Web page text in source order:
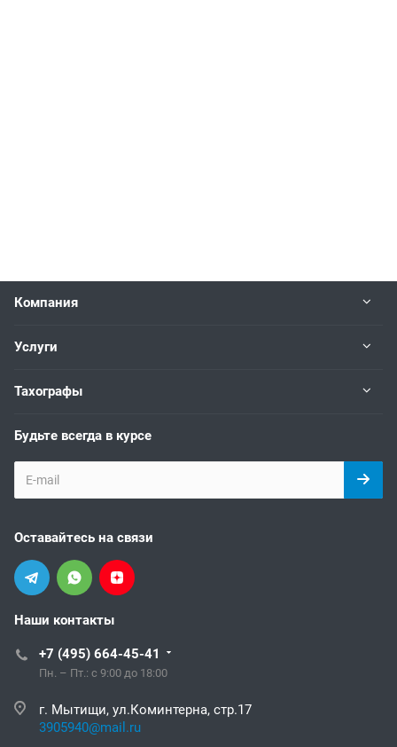
Компания
Услуги
Тахографы
Будьте всегда в курсе
Оставайтесь на связи
Наши контакты
+7 (495) 664-45-41
Пн. – Пт.: с 9:00 до 18:00
г. Мытищи, ул.Коминтерна, стр.17
3905940@mail.ru